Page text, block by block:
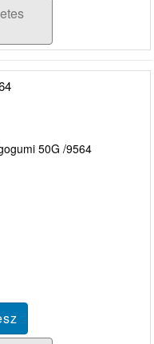
50G /9564